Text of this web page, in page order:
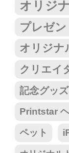
オリジ
プレゼン
オリジナ
クリエイ
記念グッズ
Printstar
ペット